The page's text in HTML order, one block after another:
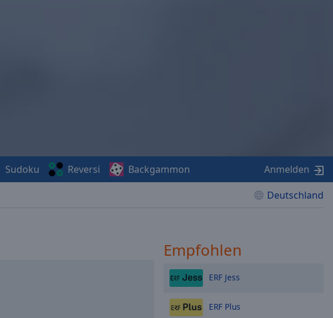
Deutschland
Sudoku Reversi Backgammon Anmelden
Empfohlen
ERF Jess
ERF Plus